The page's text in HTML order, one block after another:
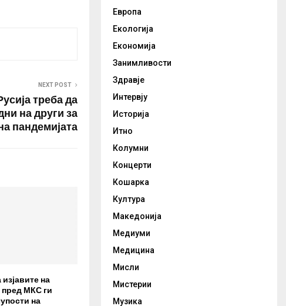
NEXT POST
треба да
на други за
пандемијата
на
МКС ги
на
Европа
Екологија
Економија
Занимливости
Здравје
Интервју
Историја
Итно
Колумни
Концерти
Кошарка
Култура
Македонија
Медиуми
Медицина
Мисли
Мистерии
Музика